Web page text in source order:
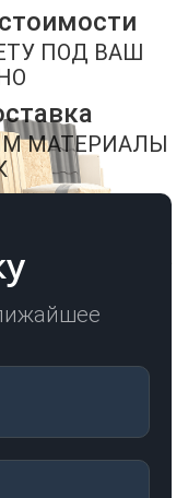
ПОД ВАШ
МАТЕРИАЛЫ
на обработку моих
№ 152-ФЗ "О
в